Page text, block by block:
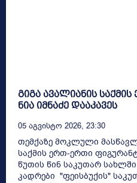
გიგა ავალიანის
ნია იმნაძე დააკავეს
05 Აგვისტო 2026, 23:30
თემქაზე მოკლული
საქმის ერთ-ერთი
წუთის წინ საკუთარ
კადრები "ფეისბუქის"